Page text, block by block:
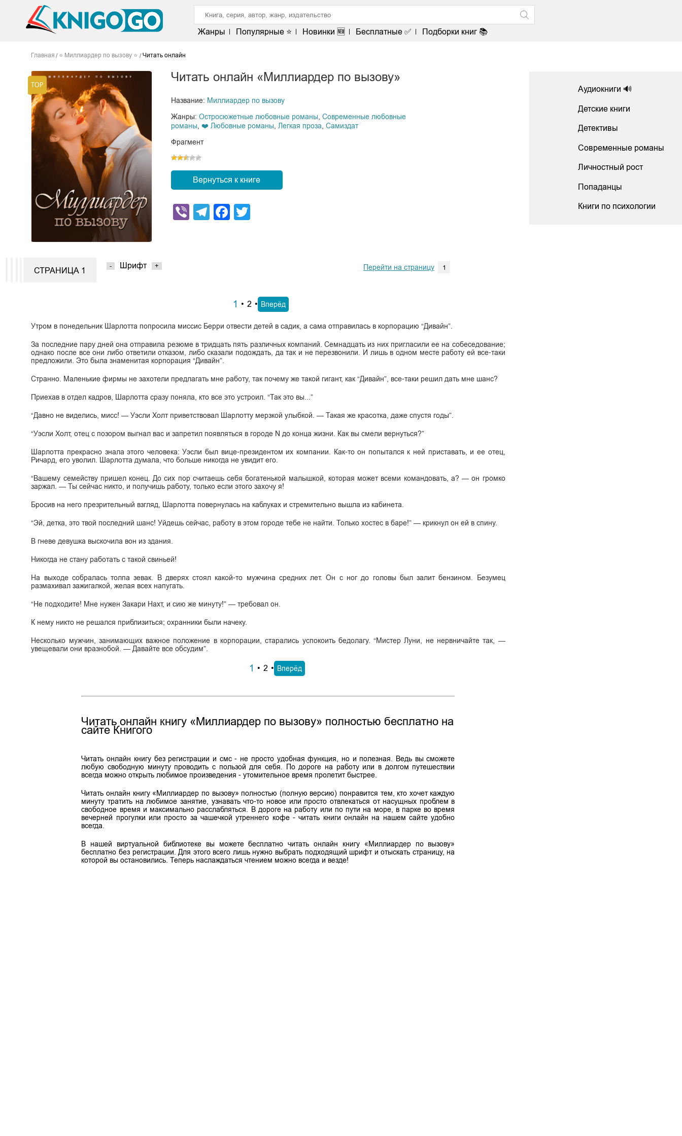
Жанры Популярные ⭐ Новинки 🆕 Бесплатные ✅ Подборки книг 📚
Главная ⭐ Миллиардер по вызову ⭐ Читать онлайн
Читать онлайн «Миллиардер по вызову»
Название: Миллиардер по вызову
Жанры: Остросюжетные любовные романы Современные любовные
романы ❤️ Любовные романы Легкая проза Самиздат
Фрагмент
Вернуться к книге
ViberTelegram
Facebook
Twitter
СТРАНИЦА 1
- Шрифт + Перейти на страницу
1 2 Вперёд
Утром в понедельник Шарлотта попросила миссис Берри отвести детей в садик, а сама отправилась в корпорацию “Дивайн”.
За последние пару дней она отправила резюме в тридцать пять различных компаний. Семнадцать из них пригласили ее на собеседование;
однако после все они либо ответили отказом, либо сказали подождать, да так и не перезвонили. И лишь в одном месте работу ей все-таки
предложили. Это была знаменитая корпорация “Дивайн”.
Странно. Маленькие фирмы не захотели предлагать мне работу, так почему же такой гигант, как “Дивайн”, все-таки решил дать мне шанс?
Приехав в отдел кадров, Шарлотта сразу поняла, кто все это устроил. “Так это вы...”
“Давно не виделись, мисс! — Уэсли Холт приветствовал Шарлотту мерзкой улыбкой. — Такая же красотка, даже спустя годы”.
“Уэсли Холт, отец с позором выгнал вас и запретил появляться в городе N до конца жизни. Как вы смели вернуться?”
Шарлотта прекрасно знала этого человека: Уэсли был вице-президентом их компании. Как-то он попытался к ней приставать, и ее отец,
Ричард, его уволил. Шарлотта думала, что больше никогда не увидит его.
“Вашему семейству пришел конец. До сих пор считаешь себя богатенькой малышкой, которая может всеми командовать, а? — он громко
заржал. — Ты сейчас никто, и получишь работу, только если этого захочу я!
Бросив на него презрительный взгляд, Шарлотта повернулась на каблуках и стремительно вышла из кабинета.
“Эй, детка, это твой последний шанс! Уйдешь сейчас, работу в этом городе тебе не найти. Только хостес в баре!” — крикнул он ей в спину.
В гневе девушка выскочила вон из здания.
Никогда не стану работать с такой свиньей!
На выходе собралась толпа зевак. В дверях стоял какой-то мужчина средних лет. Он с ног до головы был залит бензином. Безумец
размахивал зажигалкой, желая всех напугать.
“Не подходите! Мне нужен Закари Нахт, и сию же минуту!” — требовал он.
К нему никто не решался приблизиться; охранники были начеку.
Несколько мужчин, занимающих важное положение в корпорации, старались успокоить бедолагу. “Мистер Луни, не нервничайте так, —
увещевали они вразнобой. — Давайте все обсудим”.
1 2 Вперёд
Читать онлайн книгу «Миллиардер по вызову» полностью бесплатно на
сайте Книгого
Читать онлайн книгу без регистрации и смс - не просто удобная функция, но и полезная. Ведь вы сможете
любую свободную минуту проводить с пользой для себя. По дороге на работу или в долгом путешествии
всегда можно открыть любимое произведения - утомительное время пролетит быстрее.
Читать онлайн книгу «Миллиардер по вызову» полностью (полную версию) понравится тем, кто хочет каждую
минуту тратить на любимое занятие, узнавать что-то новое или просто отвлекаться от насущных проблем в
свободное время и максимально расслабляться. В дороге на работу или по пути на море, в парке во время
вечерней прогулки или просто за чашечкой утреннего кофе - читать книги онлайн на нашем сайте удобно
всегда.
В нашей виртуальной библиотеке вы можете бесплатно читать онлайн книгу «Миллиардер по вызову»
бесплатно без регистрации. Для этого всего лишь нужно выбрать подходящий шрифт и отыскать страницу, на
которой вы остановились. Теперь наслаждаться чтением можно всегда и везде!
Аудиокниги 🔊
Детские книги
Детективы
Современные романы
Личностный рост
Попаданцы
Книги по психологии